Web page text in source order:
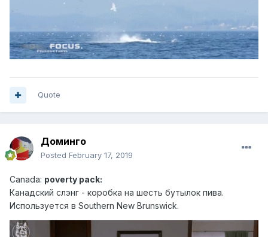
Quote
Доминго
Posted February 17, 2019
Canada: poverty pack:
Канадский слэн г - коробка на шесть бутылок пива.
Используется в Southern New Brunswick.